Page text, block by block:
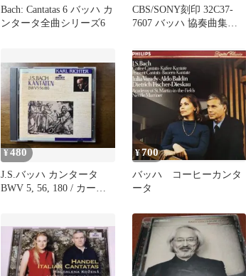
Bach: Cantatas 6 バッハ カ
ンタータ全曲シリーズ6
CBS/SONY刻印 32C37-
7607 バッハ 協奏曲集
¥480
J.S.バッハ カンタータ
BWV 5, 56, 180 / カー
¥700
バッハ コーヒーカンタ
ータ